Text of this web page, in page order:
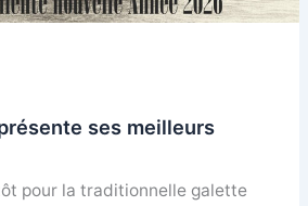
ses meilleurs
pour la traditionnelle galette